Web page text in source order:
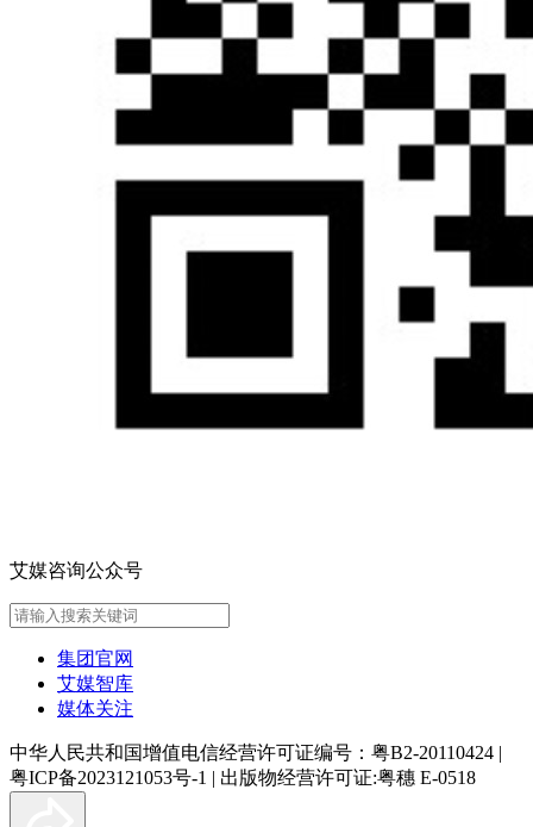
艾媒咨询公众号
集团官网
艾媒智库
媒体关注
中华人民共和国增值电信经营许可证编号：粤B2-20110424 |
粤ICP备2023121053号-1 | 出版物经营许可证:粤穗 E-0518